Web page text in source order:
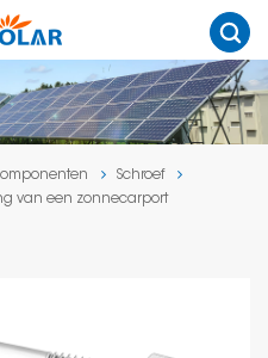
Schroef
van een zonnecarport